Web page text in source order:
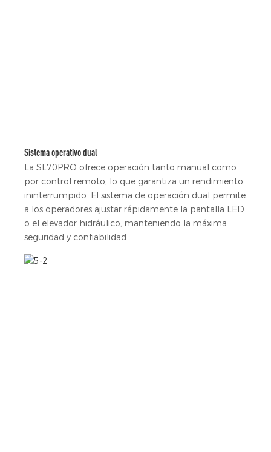
Sistema operativo dual
La SL70PRO ofrece operación tanto manual como
por control remoto, lo que garantiza un rendimiento
ininterrumpido. El sistema de operación dual permite
a los operadores ajustar rápidamente la pantalla LED
o el elevador hidráulico, manteniendo la máxima
seguridad y confiabilidad.